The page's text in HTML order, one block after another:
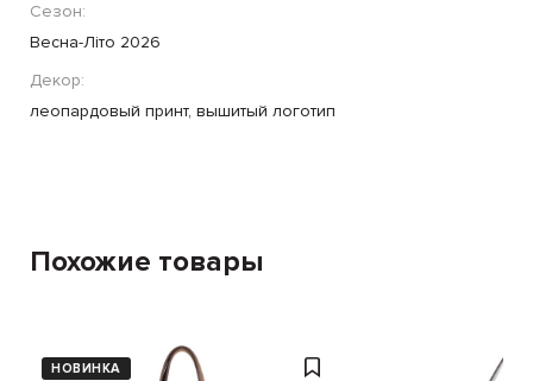
Сезон:
Весна-Літо 2026
Декор:
леопардовый принт, вышитый логотип
Похожие товары
НОВИНКА